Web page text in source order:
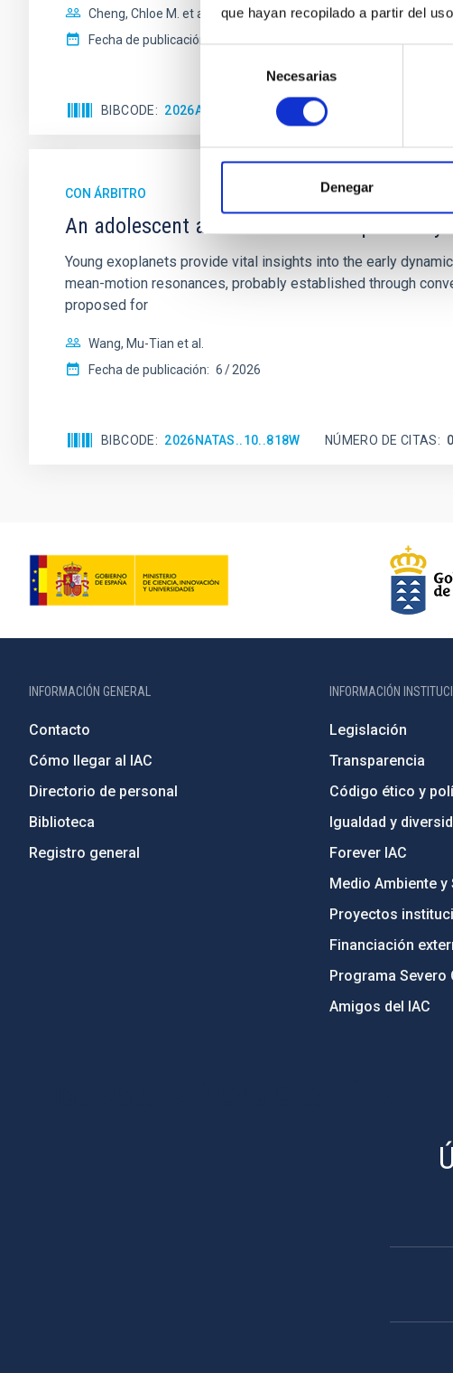
que hayan recopilado a partir del
consentimiento
Necesarias
Denegar
Cheng, Chloe M. et al.
Fecha de publicación:
BIBCODE 2026A&A...710A.158C NÚMERO DE CITAS
CON ÁRBITRO
An adolescent and near-resonant planetary
Young exoplanets provide vital insights into the early
mean-motion resonances, probably established through
proposed for
Wang, Mu-Tian et al.
Fecha de publicación: 6 2026
BIBCODE 2026NATAS..10..818W NÚMERO DE CITAS 0
INFORMACIÓN GENERAL
Contacto
Cómo llegar al IAC
Directorio de personal
Biblioteca
Registro general
INFORMACIÓN
Legislación
Transparencia
Código ético y
Igualdad y
Forever IAC
Medio Ambiente
Proyectos
Financiación
Programa Severo
Amigos del IAC